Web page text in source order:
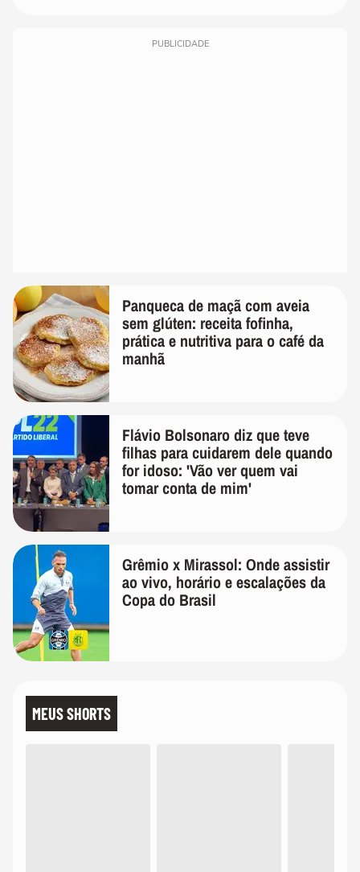
PUBLICIDADE
Panqueca de maçã com aveia
sem glúten: receita fofinha,
prática e nutritiva para o café da
manhã
Flávio Bolsonaro diz que teve
filhas para cuidarem dele quando
for idoso: 'Vão ver quem vai
tomar conta de mim'
Grêmio x Mirassol: Onde assistir
ao vivo, horário e escalações da
Copa do Brasil
MEUS SHORTS